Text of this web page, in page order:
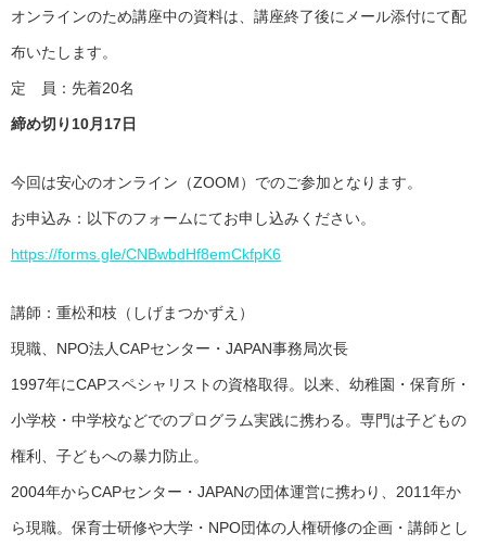
オンラインのため講座中の資料は、講座終了後にメール添付にて配
布いたします。
定 員：先着20名
締め切り10月17日
今回は安心のオンライン（ZOOM）でのご参加となります。
お申込み：以下のフォームにてお申し込みください。
https://forms.gle/CNBwbdHf8emCkfpK6
講師：重松和枝（しげまつかずえ）
現職、NPO法人CAPセンター・JAPAN事務局次長
1997年にCAPスペシャリストの資格取得。以来、幼稚園・保育所・
小学校・中学校などでのプログラム実践に携わる。専門は子どもの
権利、子どもへの暴力防止。
2004年からCAPセンター・JAPANの団体運営に携わり、2011年か
ら現職。保育士研修や大学・NPO団体の人権研修の企画・講師とし